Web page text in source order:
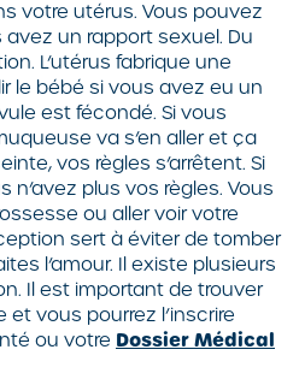
votre utérus. Vous pouvez
un rapport sexuel. Du
L’utérus fabrique une
le bébé si vous avez eu un
est fécondé. Si vous
va s’en aller et ça
vos règles s’arrêtent. Si
plus vos règles. Vous
ou aller voir votre
sert à éviter de tomber
l’amour. Il existe plusieurs
Il est important de trouver
vous pourrez l’inscrire
ou votre Dossier Médical